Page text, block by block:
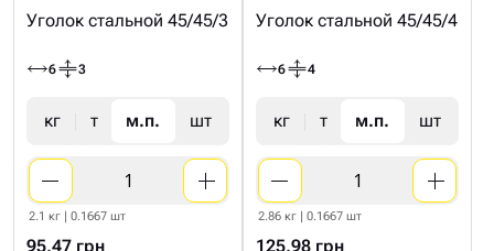
Уголок стальной 45/45/3
6 3
кг т м.п. шт
2.1 кг | 0.1667 шт
95,47 грн
Уголок стальной 45/45/4
6 4
кг т м.п. шт
2.86 кг | 0.1667 шт
125,98 грн